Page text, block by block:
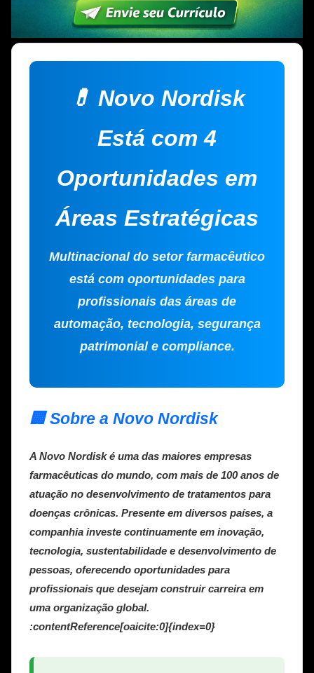
💊 Novo Nordisk
Está com 4
Oportunidades em
Áreas Estratégicas
Multinacional do setor farmacêutico
está com oportunidades para
profissionais das áreas de
automação, tecnologia, segurança
patrimonial e compliance.
🏢 Sobre a Novo Nordisk
A Novo Nordiské uma das maiores empresas
farmacêuticas do mundo, com mais de 100 anos de
atuação no desenvolvimento de tratamentos para
doenças crônicas. Presente em diversos países, a
companhia investe continuamente em inovação,
tecnologia, sustentabilidade e desenvolvimento de
pessoas, oferecendo oportunidades para
profissionais que desejam construir carreira em
uma organização global.
:contentReference[oaicite:0]{index=0}